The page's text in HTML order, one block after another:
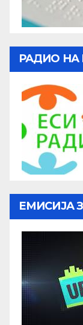
РАДИО НА
ЕМИСИЈА